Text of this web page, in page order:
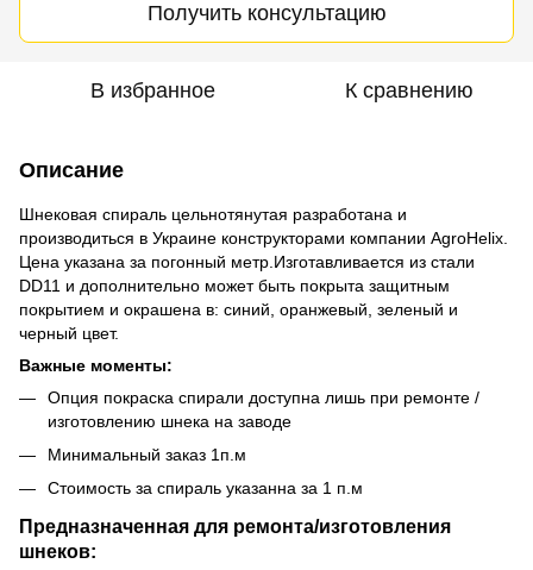
Получить консультацию
В избранное К сравнению
Описание
Шнековая спираль цельнотянутая разработана и
производиться в Украине конструкторами компании AgroHelix.
Цена указана за погонный метр.Изготавливается из стали
DD11 и дополнительно может быть покрыта защитным
покрытием и окрашена в: синий, оранжевый, зеленый и
черный цвет.
Важные моменты:
Опция покраска спирали доступна лишь при ремонте /
изготовлению шнека на заводе
Минимальный заказ 1п.м
Стоимость за спираль указанна за 1 п.м
Предназначенная для ремонта/изготовления
шнеков: